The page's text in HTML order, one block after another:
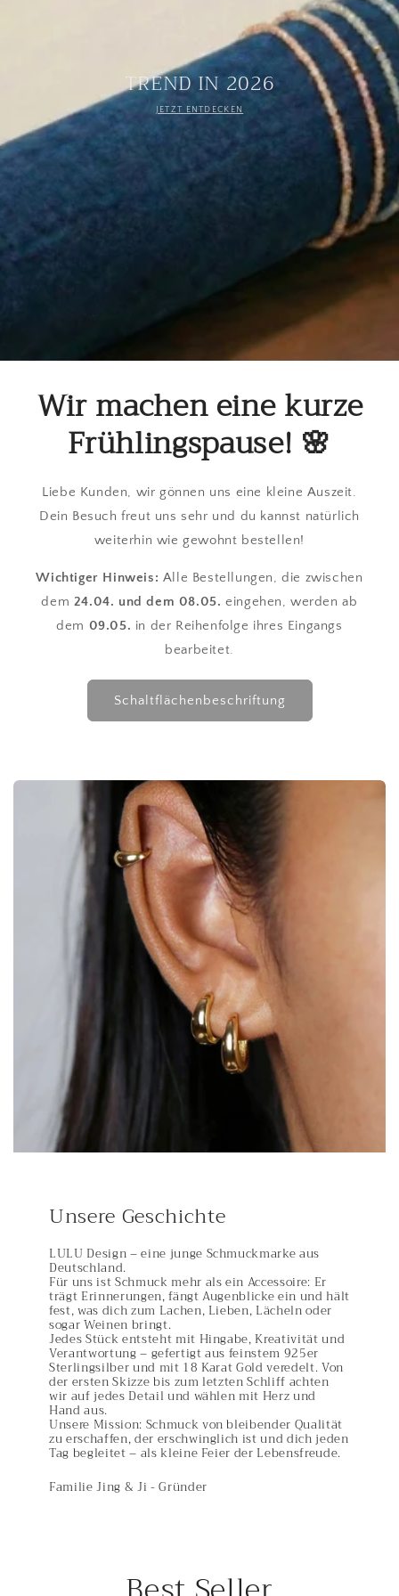
TREND IN 2026
JETZT ENTDECKEN
Wir machen eine kurze
Frühlingspause! 🌸
Liebe Kunden, wir gönnen uns eine kleine Auszeit.
Dein Besuch freut uns sehr und du kannst natürlich
weiterhin wie gewohnt bestellen!
Wichtiger Hinweis: Alle Bestellungen, die zwischen
dem 24.04. und dem 08.05. eingehen, werden ab
dem 09.05. in der Reihenfolge ihres Eingangs
bearbeitet.
Schaltflächenbeschriftung
Unsere Geschichte
LULU Design – eine junge Schmuckmarke aus
Deutschland.
Für uns ist Schmuck mehr als ein Accessoire: Er
trägt Erinnerungen, fängt Augenblicke ein und hält
fest, was dich zum Lachen, Lieben, Lächeln oder
sogar Weinen bringt.
Jedes Stück entsteht mit Hingabe, Kreativität und
Verantwortung – gefertigt aus feinstem 925er
Sterlingsilber und mit 18 Karat Gold veredelt. Von
der ersten Skizze bis zum letzten Schliff achten
wir auf jedes Detail und wählen mit Herz und
Hand aus.
Unsere Mission: Schmuck von bleibender Qualität
zu erschaffen, der erschwinglich ist und dich jeden
Tag begleitet – als kleine Feier der Lebensfreude.
Familie Jing & Ji - Gründer